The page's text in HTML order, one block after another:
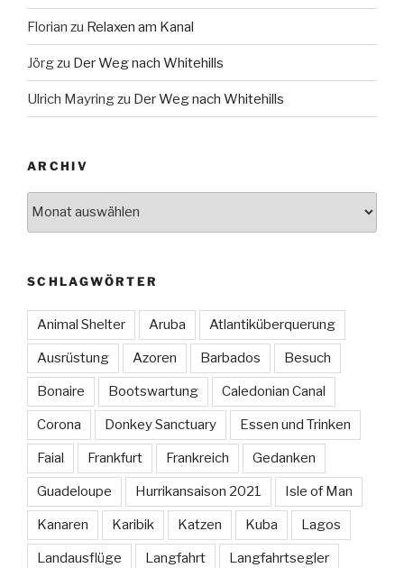
Florian zu Relaxen am Kanal
Jörgzu Der Weg nach Whitehills
Ulrich Mayringzu Der Weg nach Whitehills
ARCHIV
SCHLAGWÖRTER
Animal Shelter Aruba Atlantiküberquerung
Ausrüstung Azoren Barbados Besuch
Bonaire Bootswartung Caledonian Canal
Corona Donkey Sanctuary Essen und Trinken
Faial Frankfurt Frankreich Gedanken
Guadeloupe Hurrikansaison 2021 Isle of Man
Kanaren Karibik Katzen Kuba Lagos
Landausflüge Langfahrt Langfahrtsegler